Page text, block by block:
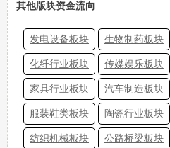
其他版块资金流向
发电设备板块 生物制药板块
化纤行业板块 传媒娱乐板块
家具行业板块 汽车制造板块
服装鞋类板块 陶瓷行业板块
纺织机械板块 公路桥梁板块